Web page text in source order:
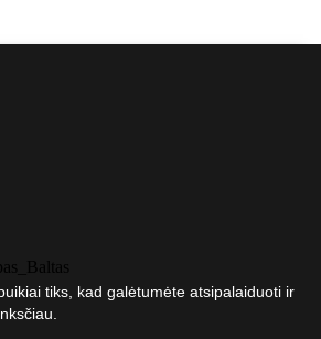
tiks, kad galėtumėte atsipalaiduoti ir